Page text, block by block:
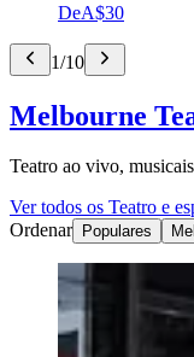
DeA$30
1/10
Melbourne
Teatro ao vivo,
Ver todos os Teatro e
Ordenar
Populares